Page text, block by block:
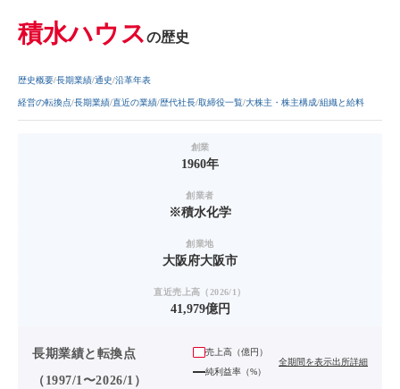
積水ハウスの歴史
歴史概要 長期業績 通史 沿革年表
経営の転換点 長期業績 直近の業績 歴代社長 取締役一覧 大株主・株主構成 組織と給料
創業
1960年
創業者
※積水化学
創業地
大阪府大阪市
直近売上高（2026/1）
41,979億円
長期業績と転換点
（1997/1〜2026/1）
売上高（億円）
純利益率（%）
全期間を表示出所詳細